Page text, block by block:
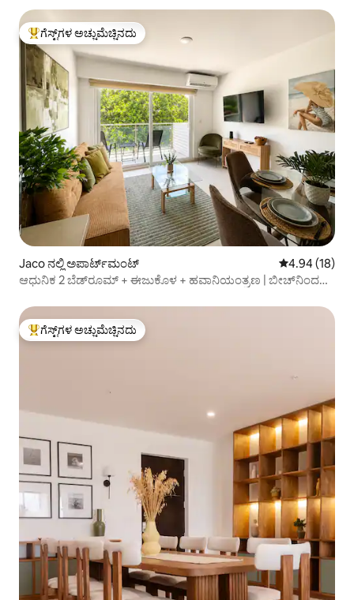
ಗೆಸ್ಟ್‌ಗಳಿಗೆ ಅತಿ ಹೆಚ್ಚು ಅಚ್ಚುಮೆಚ್ಚಿನದು
ಗೆಸ್ಟ್‌ಗಳ ಅಚ್ಚುಮೆಚ್ಚಿನದು
Jaco ನಲ್ಲಿ ಅಪಾರ್ಟ್‌ಮಂಟ್ 5 ರಲ್ಲಿ 4.94
4.94 (18)
ಆಧುನಿಕ 2 ಬೆಡ್‌ರೂಮ್ + ಈಜುಕೊಳ + ಹವಾನಿಯಂತ್ರಣ | ಬೀಚ್‌ನಿಂದ
ಗೆಸ್ಟ್‌ಗಳಿಗೆ ಅತಿ ಹೆಚ್ಚು ಅಚ್ಚುಮೆಚ್ಚಿನದು
ಗೆಸ್ಟ್‌ಗಳ ಅಚ್ಚುಮೆಚ್ಚಿನದು